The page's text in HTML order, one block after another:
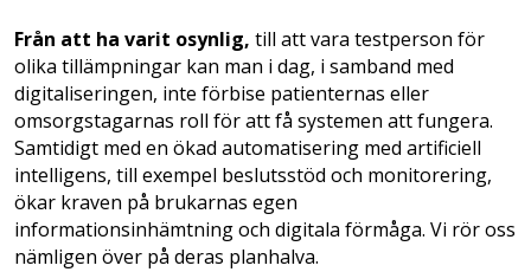
Från att ha varit osynlig, till att vara testperson för
olika tillämpningar kan man i dag, i samband med
digitaliseringen, inte förbise patienternas eller
omsorgstagarnas roll för att få systemen att fungera.
Samtidigt med en ökad automatisering med artificiell
intelligens, till exempel beslutsstöd och monitorering,
ökar kraven på brukarnas egen
informationsinhämtning och digitala förmåga. Vi rör oss
nämligen över på deras planhalva.